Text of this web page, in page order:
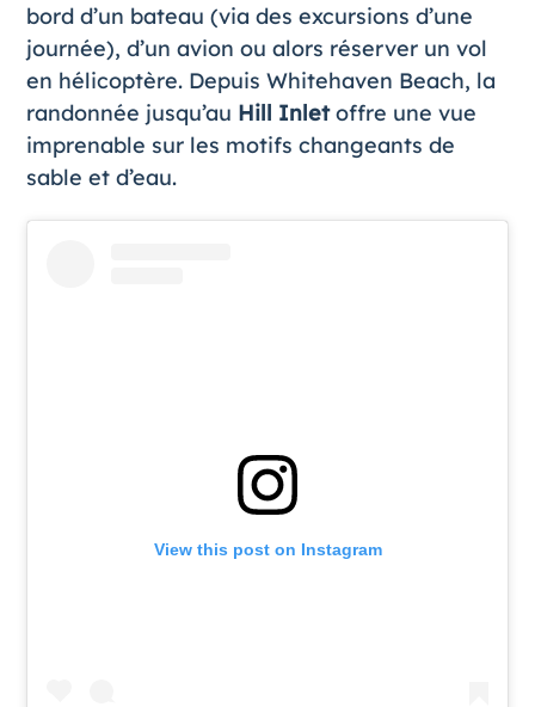
bord d’un bateau (via des excursions d’une
journée), d’un avion ou alors réserver un vol
en hélicoptère. Depuis Whitehaven Beach, la
randonnée jusqu’au Hill Inletoffre une vue
imprenable sur les motifs changeants de
sable et d’eau.
View this post on Instagram